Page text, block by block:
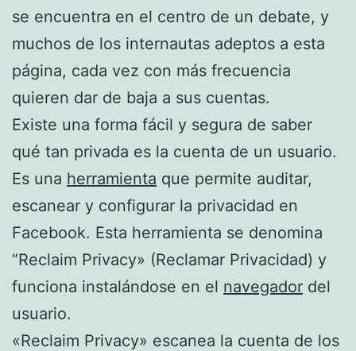
se encuentra en el centro de un debate, y
muchos de los internautas adeptos a esta
página, cada vez con más frecuencia
quieren dar de baja a sus cuentas.
Existe una forma fácil y segura de saber
qué tan privada es la cuenta de un usuario.
Es una herramienta que permite auditar,
escanear y configurar la privacidad en
Facebook. Esta herramienta se denomina
“Reclaim Privacy» (Reclamar Privacidad) y
funciona instalándose en el navegador del
usuario.
«Reclaim Privacy» escanea la cuenta de los